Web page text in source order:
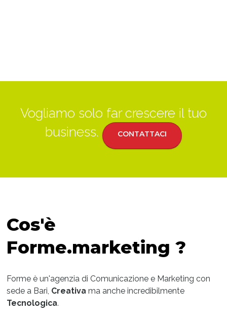
Vogliamo solo far crescere il tuo
business.
CONTATTACI
Cos'è
Forme.marketing ?
Forme è un'agenzia di Comunicazione e Marketing con
sede a Bari, Creativa ma anche incredibilmente
Tecnologica.